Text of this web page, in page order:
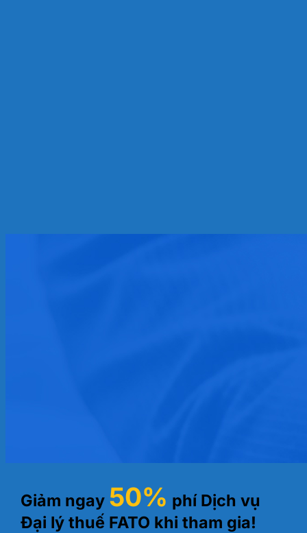
Giảm ngay 50% phí Dịch vụ
Đại lý thuế FATO khi tham gia!